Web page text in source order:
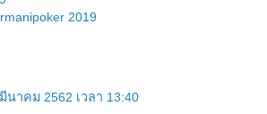
2019
นาคม 2562 เวลา 13:40